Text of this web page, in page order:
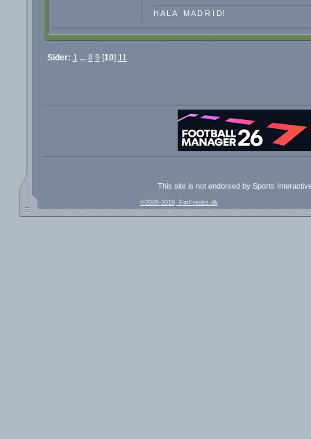
H A L A M A D R I D!
Sider: 1 ... 8 9 [10] 11
This site is not endorsed by Sports
©2005-2018, FmFreaks.dk